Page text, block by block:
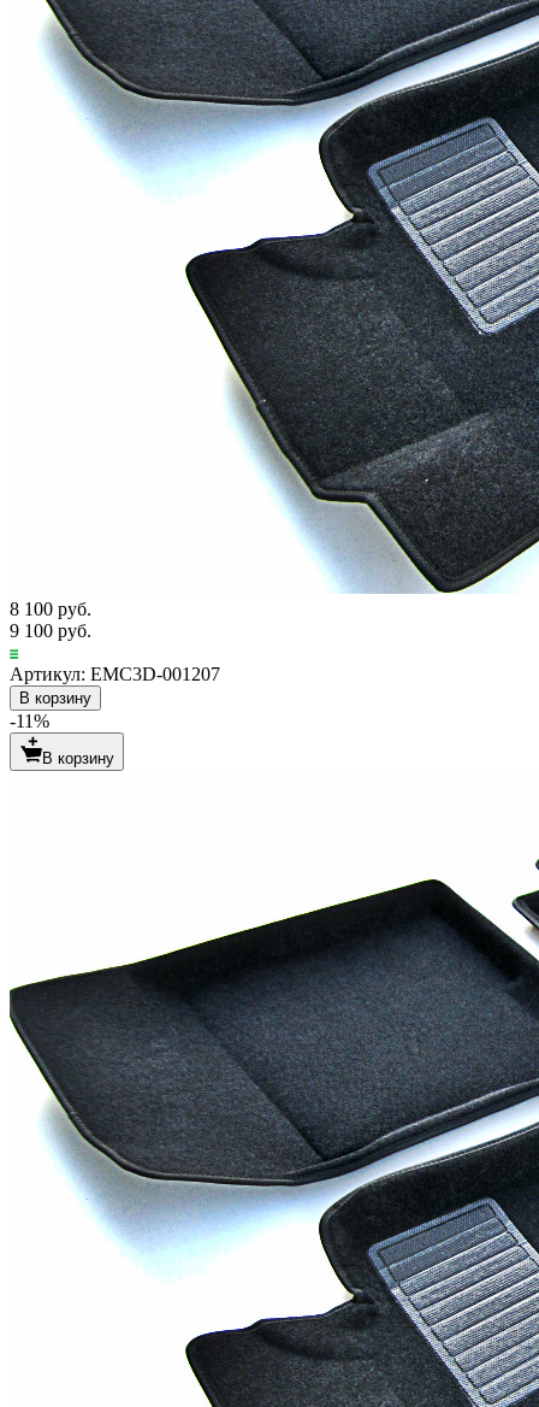
8 100 руб.
9 100 руб.
Артикул: EMC3D-001207
В корзину
-11%
В корзину